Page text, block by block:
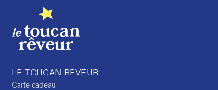
LE TOUCAN REVEUR
Carte cadeau